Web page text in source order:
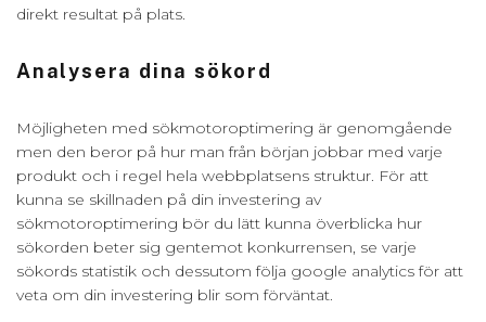
direkt resultat på plats.
Analysera dina sökord
Möjligheten med sökmotoroptimering är genomgående
men den beror på hur man från början jobbar med varje
produkt och i regel hela webbplatsens struktur. För att
kunna se skillnaden på din investering av
sökmotoroptimering bör du lätt kunna överblicka hur
sökorden beter sig gentemot konkurrensen, se varje
sökords statistik och dessutom följa google analytics för att
veta om din investering blir som förväntat.